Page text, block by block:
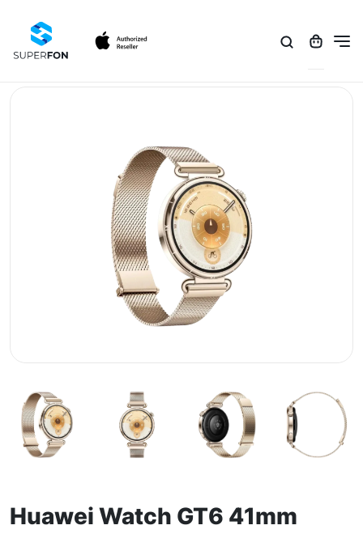
Huawei Watch GT6 41mm